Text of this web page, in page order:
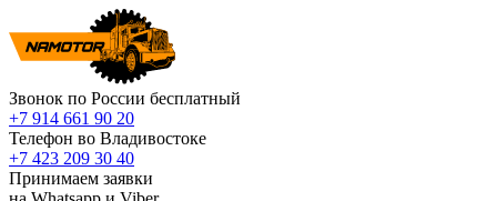
Звонок по России бесплатный
+7 914 661 90 20
Телефон во Владивостоке
+7 423 209 30 40
Принимаем заявки